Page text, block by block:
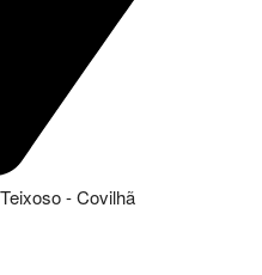
- Covilhã